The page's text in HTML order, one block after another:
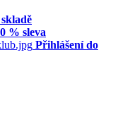
% sleva
Přihlášení do